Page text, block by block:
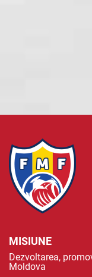
MISIUNE
Dezvoltarea,
Moldova